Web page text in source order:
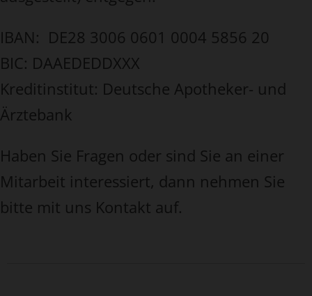
IBAN: DE28 3006 0601 0004 5856 20
BIC: DAAEDEDDXXX
Kreditinstitut: Deutsche Apotheker- und
Ärztebank
Haben Sie Fragen oder sind Sie an einer
Mitarbeit interessiert, dann nehmen Sie
bitte mit uns Kontakt auf.